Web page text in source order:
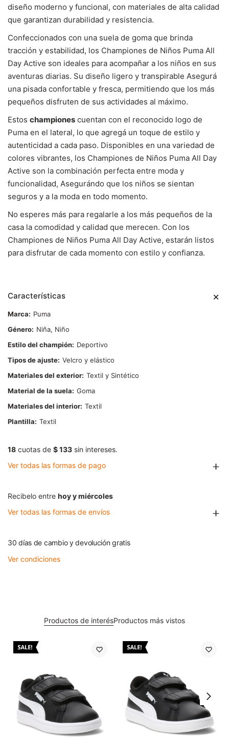
diseño moderno y funcional, con materiales de alta calidad
que garantizan durabilidad y resistencia.
Confeccionados con una suela de goma que brinda
tracción y estabilidad, los Championes de Niños Puma All
Day Active son ideales para acompañar a los niños en sus
aventuras diarias. Su diseño ligero y transpirable Asegurá
una pisada confortable y fresca, permitiendo que los más
pequeños disfruten de sus actividades al máximo.
Estos championes cuentan con el reconocido logo de
Puma en el lateral, lo que agregá un toque de estilo y
autenticidad a cada paso. Disponibles en una variedad de
colores vibrantes, los Championes de Niños Puma All Day
Active son la combinación perfecta entre moda y
funcionalidad, Asegurándo que los niños se sientan
seguros y a la moda en todo momento.
No esperes más para regalarle a los más pequeños de la
casa la comodidad y calidad que merecen. Con los
Championes de Niños Puma All Day Active, estarán listos
para disfrutar de cada momento con estilo y confianza.
Características
Marca
Puma
Género
Niña, Niño
Estilo del champión
Deportivo
Tipos de ajuste Velcro y elástico
Materiales del exterior Textil y Sintético
Material de la suela
Goma
Materiales del interior Textil
Plantilla
Textil
18 cuotas de $ 133 sin intereses.
Ver todas las formas de pago
Recibelo entre hoy y miércoles
Ver todas las formas de envíos
30 días de cambio y devolución gratis
Ver condiciones
Productos de interésProductos más vistos